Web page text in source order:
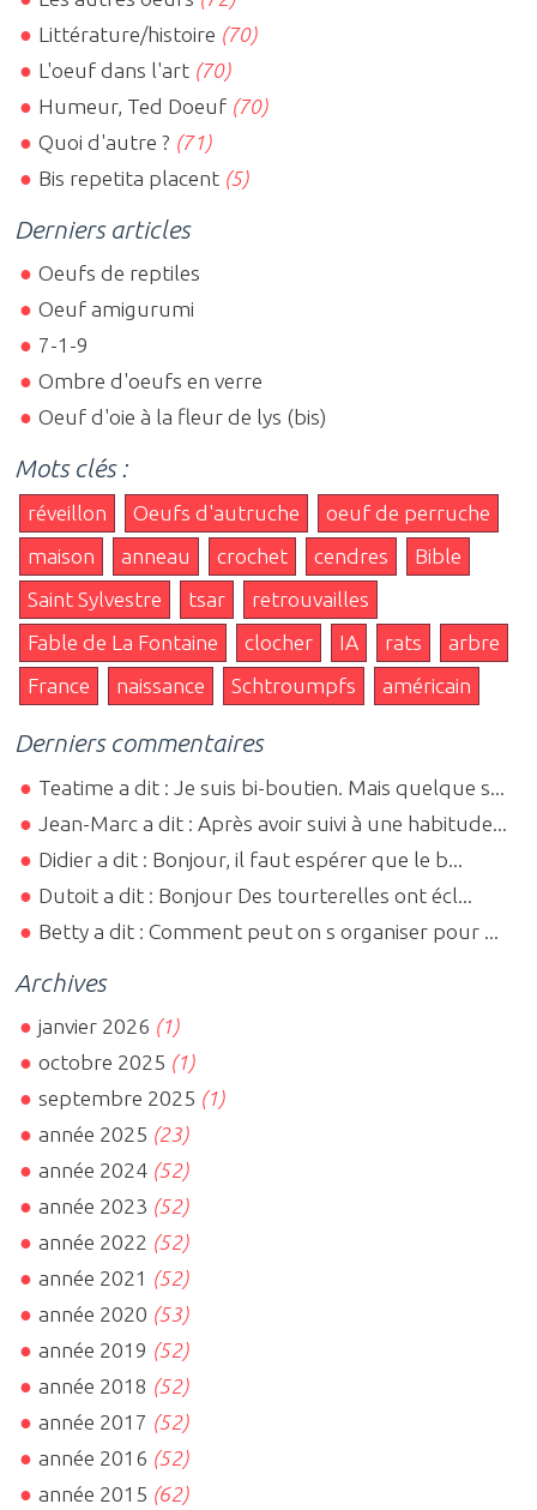
Littérature/histoire (70)
L'oeuf dans l'art (70)
Humeur, Ted Doeuf (70)
Quoi d'autre ? (71)
Bis repetita placent (5)
Derniers articles
Oeufs de reptiles
Oeuf amigurumi
7-1-9
Ombre d'oeufs en verre
Oeuf d'oie à la fleur de lys (bis)
Mots clés :
réveillon Oeufs d'autruche
oeuf de perruche
maison
anneau crochet cendres
Bible
Saint Sylvestre
tsar
retrouvailles
Fable de La Fontaine
clocher IA rats
arbre
France
naissance Schtroumpfs américain
Derniers commentaires
Teatime a dit : Je suis bi-boutien. Mais quelque s...
Jean-Marc a dit : Après avoir suivi à une habitude...
Didier a dit : Bonjour, il faut espérer que le b...
Dutoit a dit : Bonjour Des tourterelles ont écl...
Betty a dit : Comment peut on s organiser pour ...
Archives
janvier 2026 (1)
octobre 2025 (1)
septembre 2025 (1)
année 2025 (23)
année 2024 (52)
année 2023 (52)
année 2022 (52)
année 2021 (52)
année 2020 (53)
année 2019 (52)
année 2018 (52)
année 2017 (52)
année 2016 (52)
année 2015 (62)